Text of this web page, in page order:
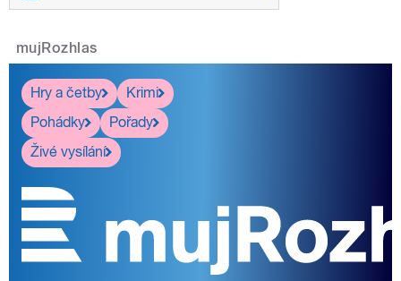
mujRozhlas
Hry a četby
Krimi
Pohádky
Pořady
Živé vysílání